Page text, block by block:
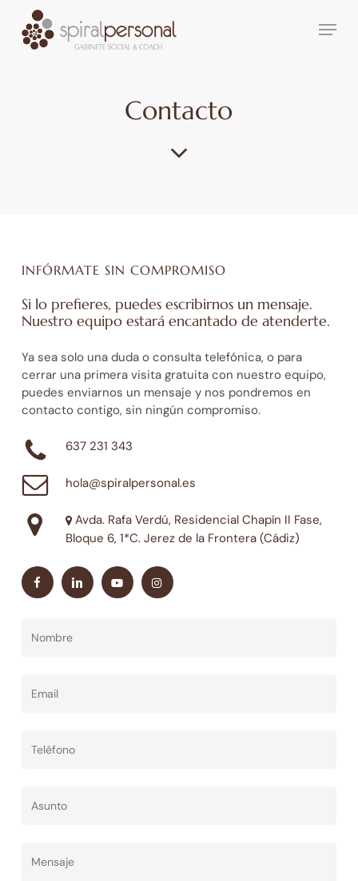
main
Menu
Contacto
INFÓRMATE SIN COMPROMISO
Si lo prefieres, puedes escribirnos un mensaje.
Nuestro equipo estará encantado de atenderte.
Ya sea solo una duda o consulta telefónica, o para
cerrar una primera visita gratuita con nuestro equipo,
puedes enviarnos un mensaje y nos pondremos en
contacto contigo, sin ningún compromiso.
637 231 343
hola@spiralpersonal.es
Avda. Rafa Verdú, Residencial Chapín II Fase,
Bloque 6, 1*C. Jerez de la Frontera (Cádiz)
facebooklinkedinyoutubeinstagram